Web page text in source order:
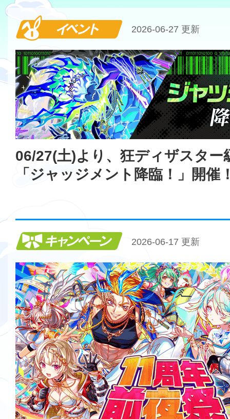
イベント
2026-06-27 更新
06/27(土)より、狂ディザスター
「ジャッジメント降臨！」開催
キャンペーン
2026-06-17 更新